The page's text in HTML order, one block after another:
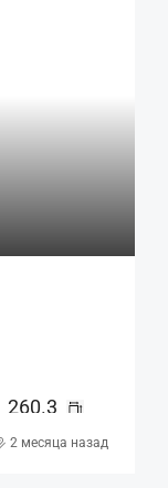
260.3
2 месяца назад